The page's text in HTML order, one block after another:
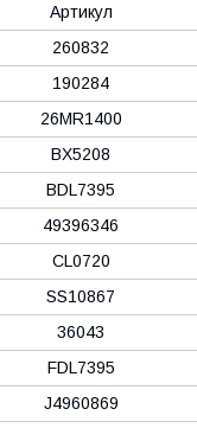
Артикул
260832
190284
26MR1400
BX5208
BDL7395
49396346
CL0720
SS10867
36043
FDL7395
J4960869